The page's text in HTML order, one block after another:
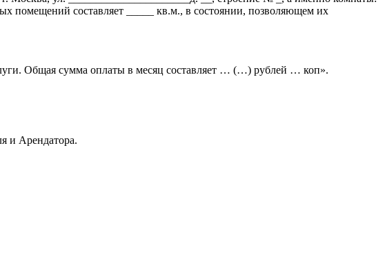
помещений составляет _____ кв.м., в состоянии, позволяющем их
Общая сумма оплаты в месяц составляет … (…) рублей … коп».
и Арендатора.